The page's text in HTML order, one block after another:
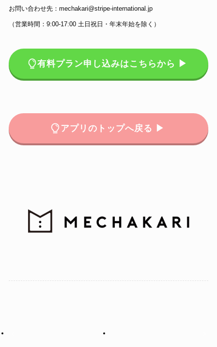
お問い合わせ先：mechakari@stripe-international.jp
（営業時間：9:00-17:00 土日祝日・年末年始を除く）
有料プラン申し込みはこちらから ▶
アプリのトップへ戻る ▶